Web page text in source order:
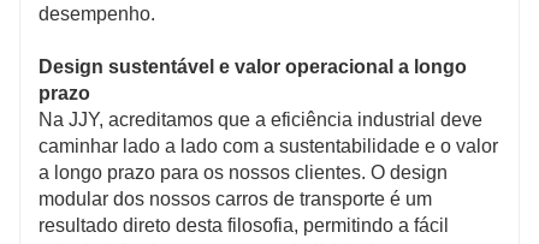
desempenho.
Design sustentável e valor operacional a longo
prazo
Na JJY, acreditamos que a eficiência industrial deve
caminhar lado a lado com a sustentabilidade e o valor
a longo prazo para os nossos clientes. O design
modular dos nossos carros de transporte é um
resultado direto desta filosofia, permitindo a fácil